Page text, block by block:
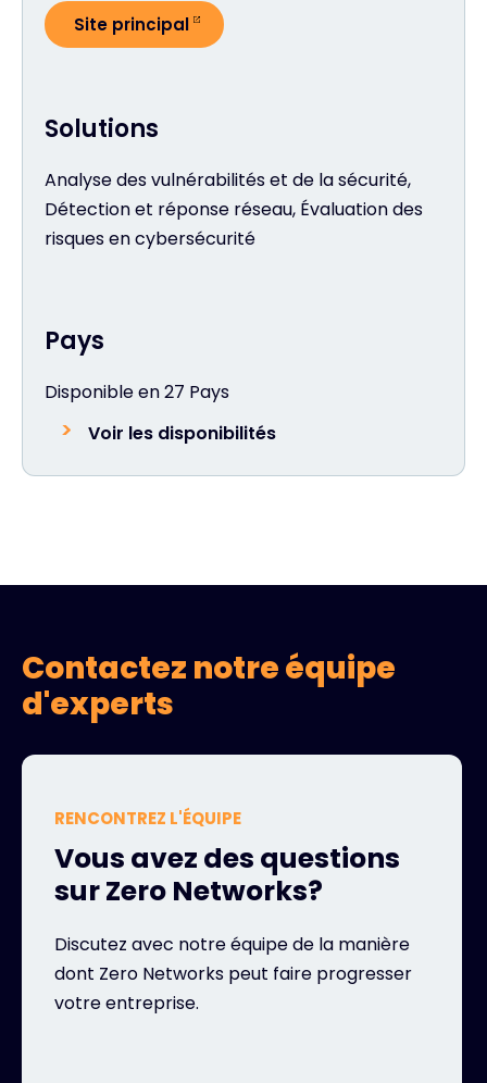
Pays
Disponible en 27 Pays
Voir les disponibilités
Solutions
Analyse des vulnérabilités et de la sécurité,
Détection et réponse réseau, Évaluation des
risques en cybersécurité
Site principal
Contactez notre équipe
d'experts
RENCONTREZ L'ÉQUIPE
Vous avez des questions
sur Zero Networks?
Discutez avec notre équipe de la manière
dont Zero Networks peut faire progresser
votre entreprise.